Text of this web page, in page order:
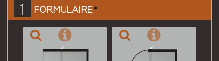
1 FORMULAIRE*